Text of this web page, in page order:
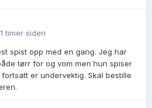
timer siden
spist opp med en gang. Jeg har
tørr for og vom men hun spiser
er undervektig. Skal bestille